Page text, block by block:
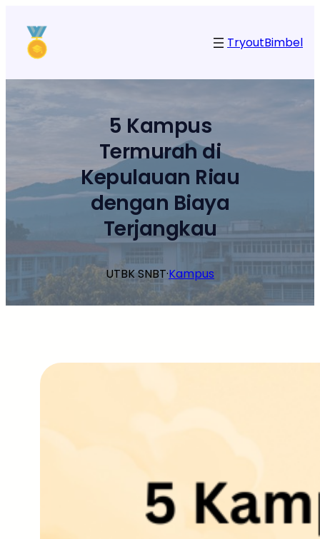
konten
TryoutBimbel
5 Kampus
Termurah di
Kepulauan Riau
dengan Biaya
Terjangkau
UTBK SNBT·Kampus